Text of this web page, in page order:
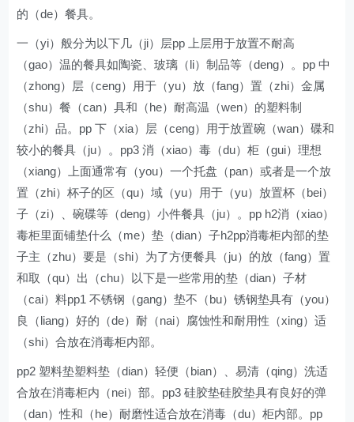
的（de）餐具。
一（yi）般分为以下几（ji）层pp 上层用于放置不耐高
（gao）温的餐具如陶瓷、玻璃（li）制品等（deng）。pp 中
（zhong）层（ceng）用于（yu）放（fang）置（zhi）金属
（shu）餐（can）具和（he）耐高温（wen）的塑料制
（zhi）品。pp 下（xia）层（ceng）用于放置碗（wan）碟和
较小的餐具（ju）。pp3 消（xiao）毒（du）柜（gui）理想
（xiang）上面通常有（you）一个托盘（pan）或者是一个放
置（zhi）杯子的区（qu）域（yu）用于（yu）放置杯（bei）
子（zi）、碗碟等（deng）小件餐具（ju）。pp h2消（xiao）
毒柜里面铺垫什么（me）垫（dian）子h2pp消毒柜内部的垫
子主（zhu）要是（shi）为了方便餐具（ju）的放（fang）置
和取（qu）出（chu）以下是一些常用的垫（dian）子材
（cai）料pp1 不锈钢（gang）垫不（bu）锈钢垫具有（you）
良（liang）好的（de）耐（nai）腐蚀性和耐用性（xing）适
（shi）合放在消毒柜内部。
pp2 塑料垫塑料垫（dian）轻便（bian）、易清（qing）洗适
合放在消毒柜内（nei）部。pp3 硅胶垫硅胶垫具有良好的弹
（dan）性和（he）耐磨性适合放在消毒（du）柜内部。pp